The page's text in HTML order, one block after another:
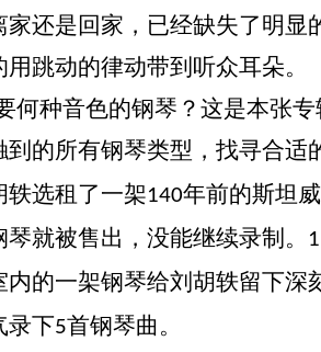
家还是回家，已经缺失了明
用跳动的律动带到听众耳朵。
何种音色的钢琴？这是本张
到的所有钢琴类型，找寻合适
轶选租了一架140年前的斯坦
琴就被售出，没能继续录制。
内的一架钢琴给刘胡轶留下深
录下5首钢琴曲。